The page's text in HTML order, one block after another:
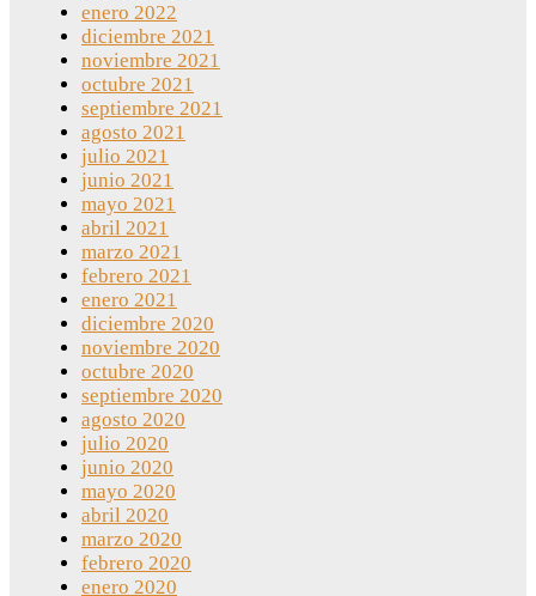
enero 2022
diciembre 2021
noviembre 2021
octubre 2021
septiembre 2021
agosto 2021
julio 2021
junio 2021
mayo 2021
abril 2021
marzo 2021
febrero 2021
enero 2021
diciembre 2020
noviembre 2020
octubre 2020
septiembre 2020
agosto 2020
julio 2020
junio 2020
mayo 2020
abril 2020
marzo 2020
febrero 2020
enero 2020